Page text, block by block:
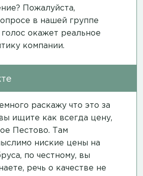
Пожалуйста,
в нашей группе
окажет реальное
компании.
раскажу что это за
ищите как всегда цену,
Пестово. Там
ниские цены на
по честному, вы
речь о качестве не